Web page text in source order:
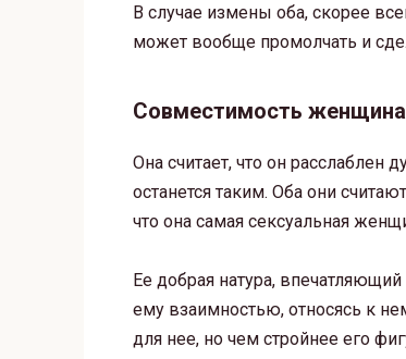
В случае измены оба, скорее
может вообще промолчать и
Совместимость
Она считает, что он расслаблен
останется таким. Оба они
что она самая сексуальная
Ее добрая натура,
ему взаимностью, относясь к
для нее, но чем стройнее его